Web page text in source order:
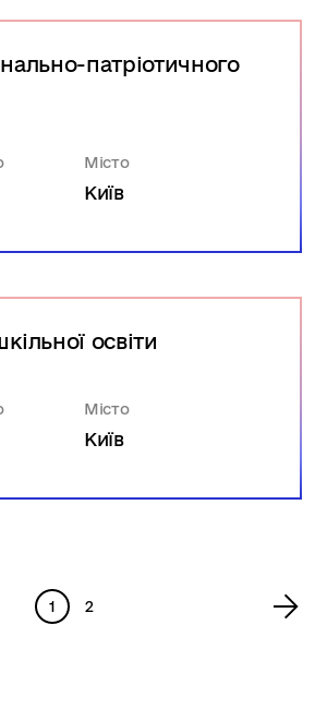
патріотичного
Місто
Київ
освіти
Місто
Київ
1 2